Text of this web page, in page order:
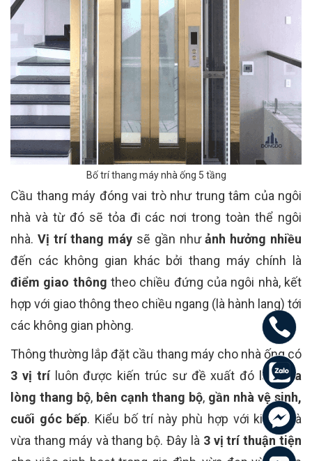
Bố trí thang máy nhà ống 5 tầng
Cầu thang máy đóng vai trò như trung tâm của ngôi
nhà và từ đó sẽ tỏa đi các nơi trong toàn thể ngôi
nhà. Vị trí thang máy sẽ gần nhưảnh hưởng nhiều
đến các không gian khác bởi thang máy chính là
điểm giao thông theo chiều đứng của ngôi nhà, kết
hợp với giao thông theo chiều ngang (là hành lang) tới
các không gian phòng.
Thông thường lắp đặt cầu thang máy cho nhà ống có
3 vị trí luôn được kiến trúc sư đề xuất đó là:giữa
lòng thang bộ, bên cạnh thang bộ, gần nhà vệ sinh,
cuối góc bếp. Kiểu bố trí này phù hợp với kiểu nhà
vừa thang máy và thang bộ. Đây là 3 vị trí thuận tiện